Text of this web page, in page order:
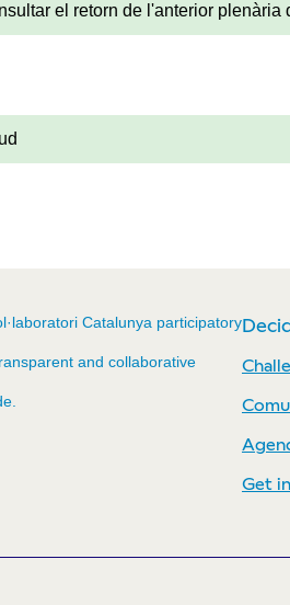
el retorn de l'anterior
Catalunya participatory
and collaborative
Get